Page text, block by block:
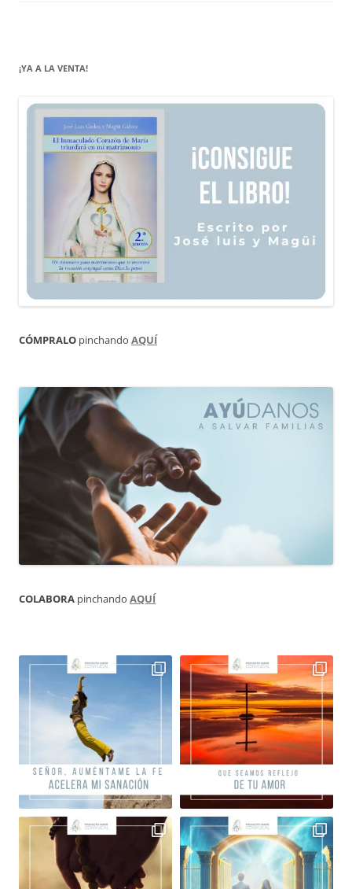
¡YA A LA VENTA!
CÓMPRALO pinchando AQUÍ
COLABORA pinchando AQUÍ